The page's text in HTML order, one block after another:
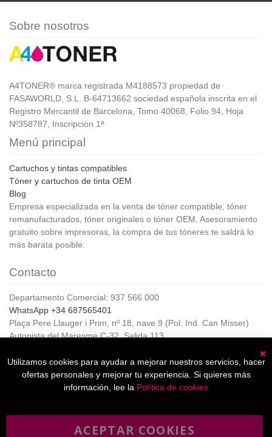
Sobre nosotros
A4TONER® marca registrada M4188573 propiedad de
FASAWORLD, S.L. B-64713662 sociedad española inscrita en el
Registro Mercantil de Barcelona, Tomo 40068, Folio 94, Hoja
Nº358787, Inscripción 1ª
Menú principal
Cartuchos y tintas compatibles
Tóner y cartuchos de tinta OEM
Blog
Empresa especializada en la venta de tóner compatible, tóner
remanufacturados, tóner originales o tóner OEM. Asesoramiento
gratuito sobre impresoras, la compra de tus tóneres te saldrá lo
más barata posible.
Contacto
Departamento Comercial: 937 566 000
WhatsApp +34 687565401
Plaça Pere Llauger i Prim, nº 18, nave 9 (Pol. Ind. Can Misser)
Autopista del Maresme C-32, Salida 113
Horario de Atención al cliente:
De lunes a jueves de 8:00 a 17:00,
Viernes de 8:00 a 15:00
Utilizamos cookies para ayudar a mejorar nuestros servicios, hacer
ofertas personales y mejorar tu experiencia. Si quieres más
información, lee la Política de cookies
ACEPTAR COOKIES